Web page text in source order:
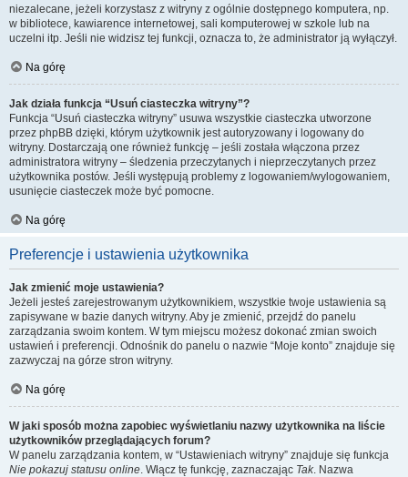
niezalecane, jeżeli korzystasz z witryny z ogólnie dostępnego komputera, np.
w bibliotece, kawiarence internetowej, sali komputerowej w szkole lub na
uczelni itp. Jeśli nie widzisz tej funkcji, oznacza to, że administrator ją wyłączył.
Na górę
Jak działa funkcja “Usuń ciasteczka witryny”?
Funkcja “Usuń ciasteczka witryny” usuwa wszystkie ciasteczka utworzone
przez phpBB dzięki, którym użytkownik jest autoryzowany i logowany do
witryny. Dostarczają one również funkcję – jeśli została włączona przez
administratora witryny – śledzenia przeczytanych i nieprzeczytanych przez
użytkownika postów. Jeśli występują problemy z logowaniem/wylogowaniem,
usunięcie ciasteczek może być pomocne.
Na górę
Preferencje i ustawienia użytkownika
Jak zmienić moje ustawienia?
Jeżeli jesteś zarejestrowanym użytkownikiem, wszystkie twoje ustawienia są
zapisywane w bazie danych witryny. Aby je zmienić, przejdź do panelu
zarządzania swoim kontem. W tym miejscu możesz dokonać zmian swoich
ustawień i preferencji. Odnośnik do panelu o nazwie “Moje konto” znajduje się
zazwyczaj na górze stron witryny.
Na górę
W jaki sposób można zapobiec wyświetlaniu nazwy użytkownika na liście
użytkowników przeglądających forum?
W panelu zarządzania kontem, w “Ustawieniach witryny” znajduje się funkcja
Nie pokazuj statusu online. Włącz tę funkcję, zaznaczając Tak. Nazwa